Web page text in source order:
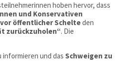
hoben hervor, dass
und Konservativen
öffentlicher Schelteden
zurückzuholen“. Die
informieren und dasSchweigen zu